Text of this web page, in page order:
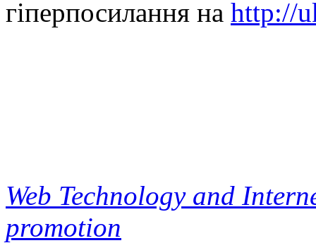
гіперпосилання на http://
Web Technology and
promotion